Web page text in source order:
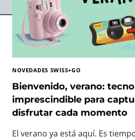
NOVEDADES SWISS+GO
Bienvenido, verano:
imprescindible para
disfrutar cada momento
El verano ya está aquí. Es